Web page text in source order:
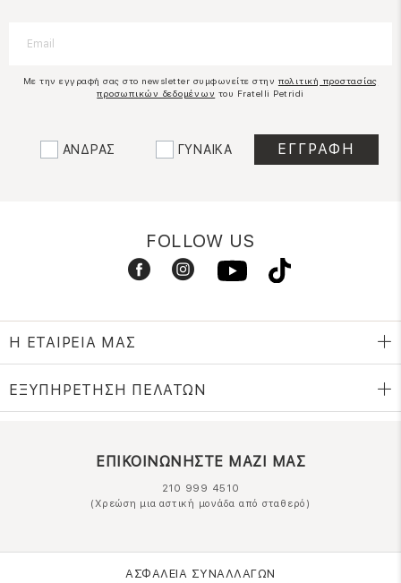
Με την εγγραφή σας στο newsletter συμφωνείτε στην πολιτική προστασίας
προσωπικών δεδομένων του Fratelli Petridi
ΑΝΔΡΑΣ ΓΥΝΑΙΚΑ
FOLLOW US
Η ΕΤΑΙΡΕΙΑ ΜΑΣ
ΕΞΥΠΗΡΕΤΗΣΗ ΠΕΛΑΤΩΝ
ΕΠΙΚΟΙΝΩΝΗΣΤΕ ΜΑΖΙ ΜΑΣ
210 999 4510
(Χρεώση μια αστική μονάδα από σταθερό)
ΑΣΦΑΛΕΙΑ ΣΥΝΑΛΛΑΓΩΝ